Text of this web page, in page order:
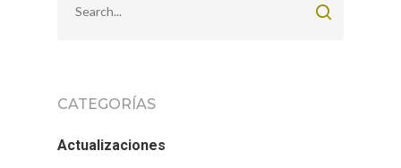
CATEGORÍAS
Actualizaciones